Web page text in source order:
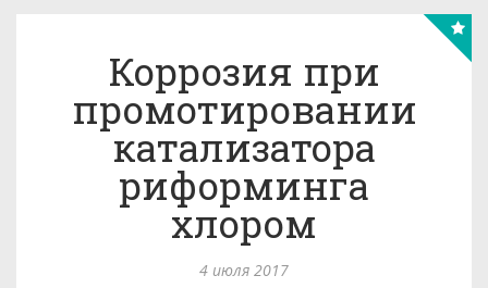
Коррозия при
промотировании
катализатора
риформинга
хлором
4 июля 2017